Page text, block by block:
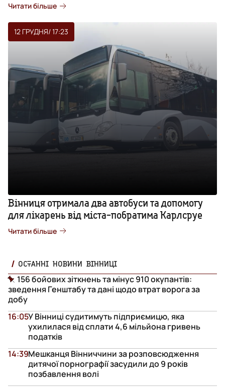
Читати більше
12 ГРУДНЯ/ 17:23
Вінниця отримала два автобуси та допомогу
для лікарень від міста-побратима Карлсруе
Читати більше
ОСТАННІ НОВИНИ ВІННИЦІ
156 бойових зіткнень та мінус 910 окупантів:
зведення Генштабу та дані щодо втрат ворога за
добу
У Вінниці судитимуть підприємицю, яка
ухилилася від сплати 4,6 мільйона гривень
податків
16:05
Мешканця Вінниччини за розповсюдження
дитячої порнографії засудили до 9 років
позбавлення волі
14:39